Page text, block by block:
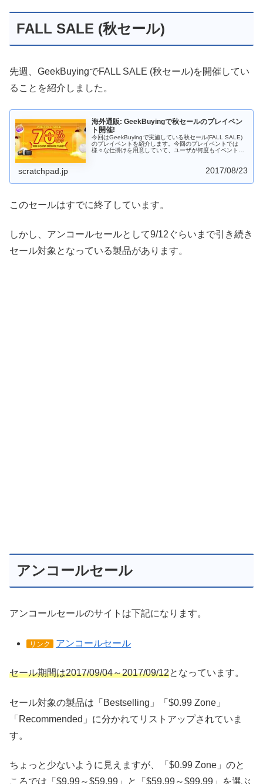
FALL SALE (秋セール)
先週、GeekBuyingでFALL SALE (秋セール)を開催してい
ることを紹介しました。
海外通販: GeekBuyingで秋セールのプレイベン
ト開催!
今回はGeekBuyingで実施している秋セール(FALL SALE)
のプレイベントを紹介します。今回のプレイベントでは
様々な仕掛けを用意していて、ユーザが何度もイベントペ
scratchpad.jp 2017/08/23
このセールはすでに終了しています。
しかし、アンコールセールとして9/12ぐらいまで引き続き
セール対象となっている製品があります。
アンコールセール
アンコールセールのサイトは下記になります。
リンク アンコールセール
セール期間は2017/09/04～2017/09/12となっています。
セール対象の製品は「Bestselling」「$0.99 Zone」
「Recommended」に分かれてリストアップされていま
す。
ちょっと少ないように見えますが、「$0.99 Zone」のと
ころでは「$9.99～$59.99」と「$59.99～$99.99」を選ぶ